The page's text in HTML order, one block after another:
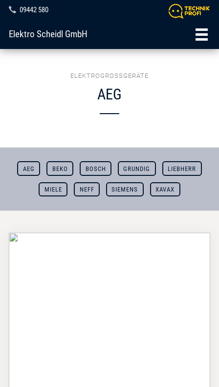
09442 580
Elektro Scheidl GmbH
ELEKTROGROSSGERÄTE
AEG
AEG BEKO BOSCH GRUNDIG LIEBHERR
MIELE NEFF SIEMENS XAVAX